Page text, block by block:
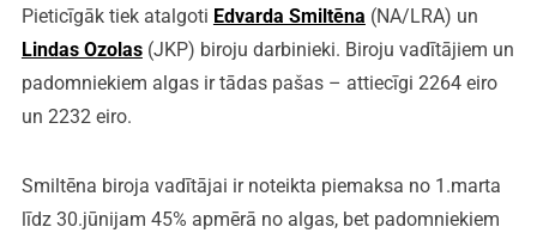
Pieticīgāk tiek atalgoti Edvarda Smiltēna (NA/LRA) un
Lindas Ozolas(JKP) biroju darbinieki. Biroju vadītājiem un
padomniekiem algas ir tādas pašas – attiecīgi 2264 eiro
un 2232 eiro.
Smiltēna biroja vadītājai ir noteikta piemaksa no 1.marta
līdz 30.jūnijam 45% apmērā no algas, bet padomniekiem